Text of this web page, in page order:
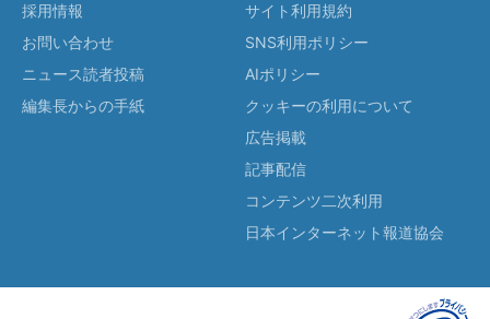
採用情報
お問い合わせ
ニュース読者投稿
編集長からの手紙
サイト利用規約
SNS利用ポリシー
AIポリシー
クッキーの利用について
広告掲載
記事配信
コンテンツ二次利用
日本インターネット報道協会